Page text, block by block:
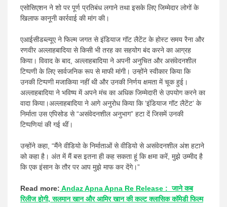
एसोसिएशन ने शो पर पूर्ण प्रतिबंध लगाने तथा इसके लिए जिम्मेदार लोगों के
खिलाफ कानूनी कार्रवाई की मांग की।
एआईसीडब्ल्यूए ने फिल्म जगत से इंडियाज गॉट लैटेंट के होस्ट समय रैना और
रणवीर अल्लाहबादिया से किसी भी तरह का सहयोग बंद करने का आग्रह
किया। विवाद के बाद, अल्लाहबादिया ने अपनी अनुचित और असंवेदनशील
टिप्पणी के लिए सार्वजनिक रूप से माफी मांगी। उन्होंने स्वीकार किया कि
उनकी टिप्पणी मजाकिया नहीं थी और उनकी निर्णय क्षमता में चूक हुई।
अल्लाहबादिया ने भविष्य में अपने मंच का अधिक जिम्मेदारी से उपयोग करने का
वादा किया।अल्लाहबादिया ने आगे अनुरोध किया कि ‘इंडियाज गॉट लैटेंट’ के
निर्माता उस एपिसोड से “असंवेदनशील अनुभाग” हटा दें जिसमें उनकी
टिप्पणियां की गई थीं।
उन्होंने कहा, “मैंने वीडियो के निर्माताओं से वीडियो से असंवेदनशील अंश हटाने
को कहा है। अंत में मैं बस इतना ही कह सकता हूं कि क्षमा करें, मुझे उम्मीद है
कि एक इंसान के तौर पर आप मुझे माफ कर देंगे।”
Read more: Andaz Apna Apna Re Release : जाने कब
रिलीज होगी, सलमान खान और आमिर खान की कल्ट क्लासिक कॉमेडी फिल्म